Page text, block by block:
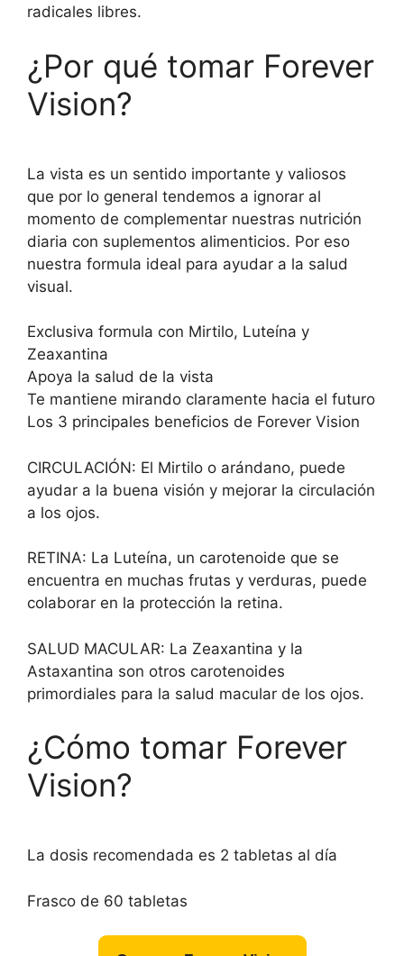
radicales libres.
¿Por qué tomar Forever
Vision?
La vista es un sentido importante y valiosos
que por lo general tendemos a ignorar al
momento de complementar nuestras nutrición
diaria con suplementos alimenticios. Por eso
nuestra formula ideal para ayudar a la salud
visual.
Exclusiva formula con Mirtilo, Luteína y
Zeaxantina
Apoya la salud de la vista
Te mantiene mirando claramente hacia el futuro
Los 3 principales beneficios de Forever Vision
CIRCULACIÓN: El Mirtilo o arándano, puede
ayudar a la buena visión y mejorar la circulación
a los ojos.
RETINA: La Luteína, un carotenoide que se
encuentra en muchas frutas y verduras, puede
colaborar en la protección la retina.
SALUD MACULAR: La Zeaxantina y la
Astaxantina son otros carotenoides
primordiales para la salud macular de los ojos.
¿Cómo tomar Forever
Vision?
La dosis recomendada es 2 tabletas al día
Frasco de 60 tabletas